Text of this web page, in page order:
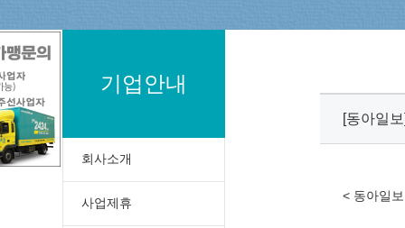
기업안내
회사소개
사업제휴
[동아일
< 동아일